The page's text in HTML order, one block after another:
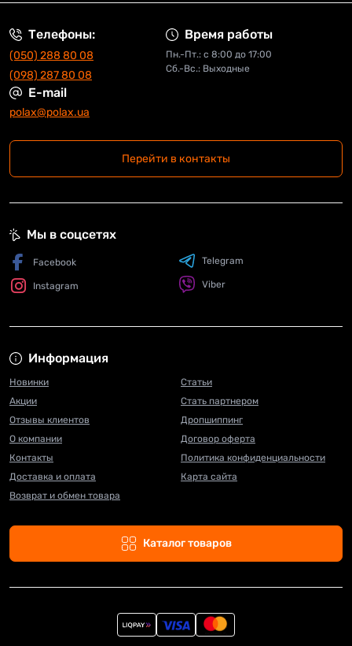
Телефоны:
(050) 288 80 08
(098) 287 80 08
Время работы
Пн.-Пт.: с 8:00 до 17:00
Сб.-Вс.: Выходные
E-mail
polax@polax.ua
Перейти в контакты
Информация
Новинки
Акции
Отзывы клиентов
О компании
Контакты
Доставка и оплата
Возврат и обмен товара
Статьи
Стать партнером
Дропшиппинг
Договор оферта
Политика конфиденциальности
Карта сайта
Каталог товаров
Мы в соцсетях
Facebook
Instagram
Telegram
Viber